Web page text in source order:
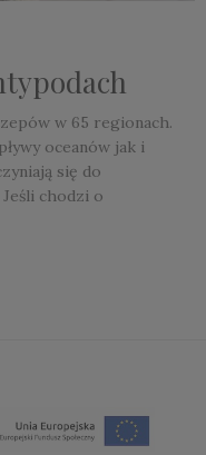
w 65 regionach.
oceanów jak i
się do
chodzi o